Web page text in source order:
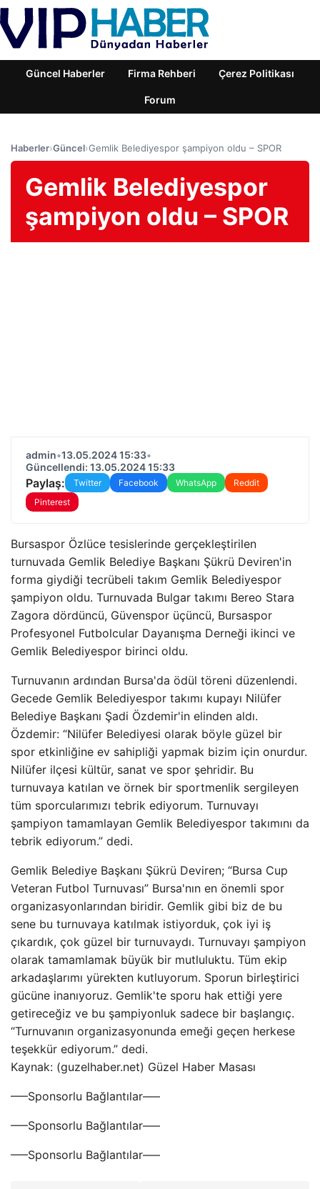
Güncel Haberler Firma Rehberi Çerez Politikası
Forum
Haberler›Güncel›Gemlik Belediyespor şampiyon oldu – SPOR
Gemlik Belediyespor
şampiyon oldu – SPOR
admin•13.05.2024 15:33•
Güncellendi: 13.05.2024 15:33
Paylaş: Twitter Facebook WhatsApp
Reddit
Pinterest
Bursaspor Özlüce tesislerinde gerçekleştirilen
turnuvada Gemlik Belediye Başkanı Şükrü Deviren'in
forma giydiği tecrübeli takım Gemlik Belediyespor
şampiyon oldu. Turnuvada Bulgar takımı Bereo Stara
Zagora dördüncü, Güvenspor üçüncü, Bursaspor
Profesyonel Futbolcular Dayanışma Derneği ikinci ve
Gemlik Belediyespor birinci oldu.
Turnuvanın ardından Bursa'da ödül töreni düzenlendi.
Gecede Gemlik Belediyespor takımı kupayı Nilüfer
Belediye Başkanı Şadi Özdemir'in elinden aldı.
Özdemir: “Nilüfer Belediyesi olarak böyle güzel bir
spor etkinliğine ev sahipliği yapmak bizim için onurdur.
Nilüfer ilçesi kültür, sanat ve spor şehridir. Bu
turnuvaya katılan ve örnek bir sportmenlik sergileyen
tüm sporcularımızı tebrik ediyorum. Turnuvayı
şampiyon tamamlayan Gemlik Belediyespor takımını da
tebrik ediyorum.” dedi.
Gemlik Belediye Başkanı Şükrü Deviren; “Bursa Cup
Veteran Futbol Turnuvası” Bursa'nın en önemli spor
organizasyonlarından biridir. Gemlik gibi biz de bu
sene bu turnuvaya katılmak istiyorduk, çok iyi iş
çıkardık, çok güzel bir turnuvaydı. Turnuvayı şampiyon
olarak tamamlamak büyük bir mutluluktu. Tüm ekip
arkadaşlarımı yürekten kutluyorum. Sporun birleştirici
gücüne inanıyoruz. Gemlik'te sporu hak ettiği yere
getireceğiz ve bu şampiyonluk sadece bir başlangıç.
“Turnuvanın organizasyonunda emeği geçen herkese
teşekkür ediyorum.” dedi.
Kaynak: (guzelhaber.net) Güzel Haber Masası
—–Sponsorlu Bağlantılar—–
—–Sponsorlu Bağlantılar—–
—–Sponsorlu Bağlantılar—–